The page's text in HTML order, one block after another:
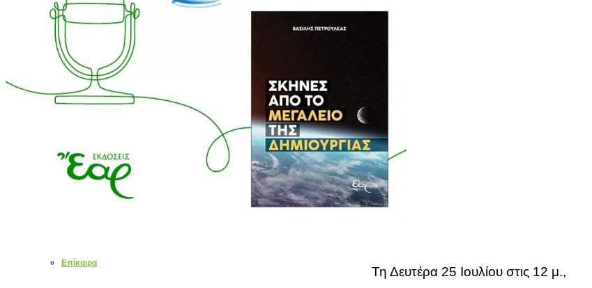
Εκπαιδευτικά
Εορτολογικά
Χριστουγεννιάτικα
Επίκαιρα
Τη Δευτέρα 25 Ιουλίου στις 12 μ.,